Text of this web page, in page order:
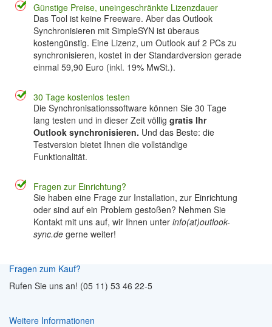
Günstige Preise, uneingeschränkte Lizenzdauer
Das Tool ist keine Freeware. Aber das Outlook
Synchronisieren mit SimpleSYN ist überaus
kostengünstig. Eine Lizenz, um Outlook auf 2 PCs zu
synchronisieren, kostet in der Standardversion gerade
einmal 59,90 Euro (inkl. 19% MwSt.).
30 Tage kostenlos testen
Die Synchronisationssoftware können Sie 30 Tage
lang testen und in dieser Zeit völlig gratis Ihr
Outlook synchronisieren. Und das Beste: die
Testversion bietet Ihnen die vollständige
Funktionalität.
Fragen zur Einrichtung?
Sie haben eine Frage zur Installation, zur Einrichtung
oder sind auf ein Problem gestoßen? Nehmen Sie
Kontakt mit uns auf, wir Ihnen unter info(at)outlook-
sync.de gerne weiter!
Fragen zum Kauf?
Rufen Sie uns an! (05 11) 53 46 22-5
Weitere Informationen